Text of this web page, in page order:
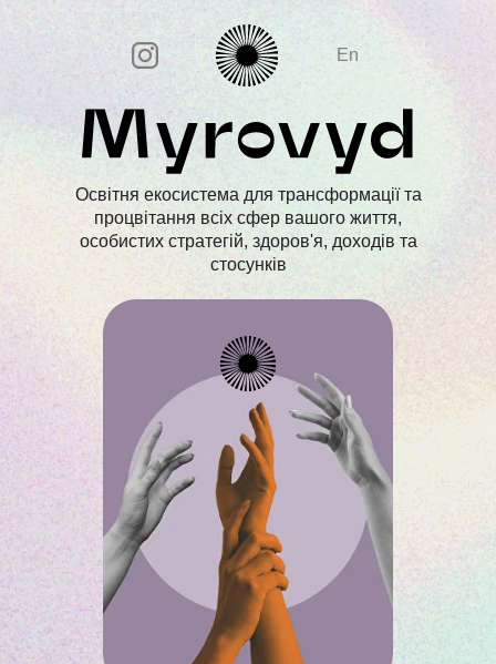
Освітня екосистема для трансформації та
процвітання всіх сфер вашого життя,
особистих стратегій, здоров'я, доходів та
стосунків
En